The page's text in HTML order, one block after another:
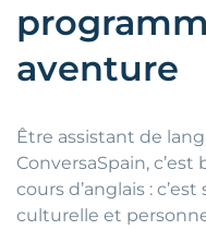
aventure
Être assistant de
ConversaSpain,
cours d’anglais :
culturelle et